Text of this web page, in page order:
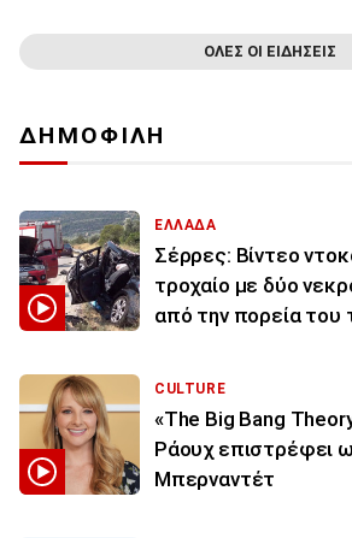
ΟΛΕΣ ΟΙ ΕΙΔΗΣΕΙΣ
ΔΗΜΟΦΙΛΗ
ΕΛΛΑΔΑ
Σέρρες: Βίντεο
τροχαίο με δύο
από την πορεία του
CULTURE
«The Big Bang
Ράουχ επιστρέφει
Μπερναντέτ